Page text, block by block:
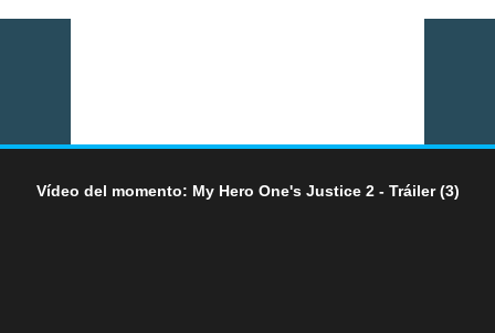
Vídeo del momento: My Hero One's Justice 2 - Tráiler (3)